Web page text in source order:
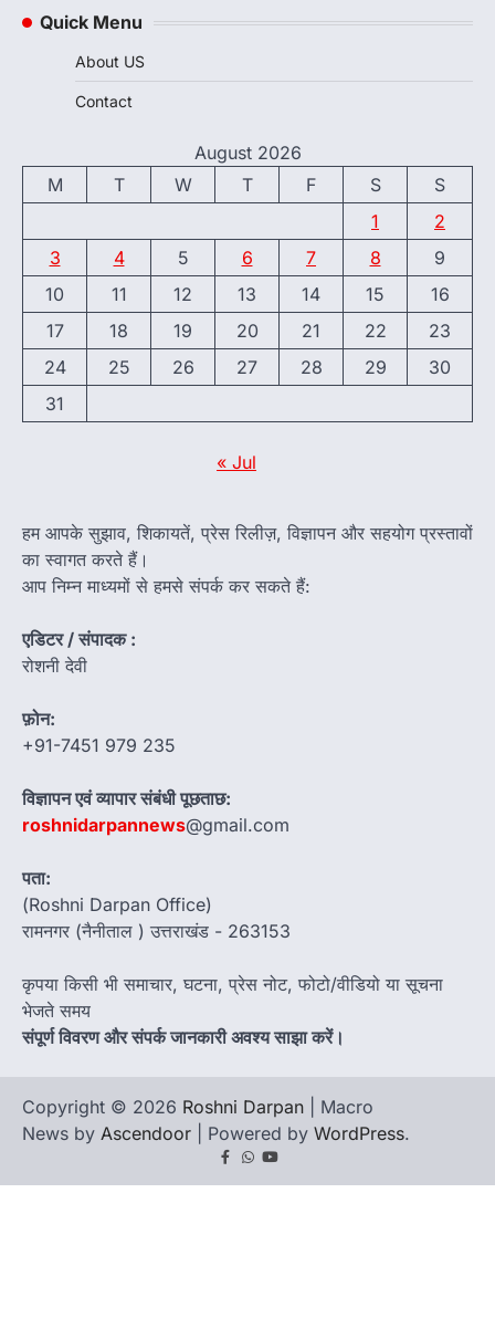
Quick Menu
About US
Contact
August 2026
M
T W T F S
S
1
2
3
4 5 6 7 8
9
10
11 12 13 14 15
16
17
18 19 20 21 22
23
24
25 26 27 28 29
30
31
« Jul
हम आपके सुझाव, शिकायतें, प्रेस रिलीज़, विज्ञापन और सहयोग प्रस्तावों
का स्वागत करते हैं।
आप निम्न माध्यमों से हमसे संपर्क कर सकते हैं:
एडिटर / संपादक :
रोशनी देवी
फ़ोन:
+91-7451 979 235
विज्ञापन एवं व्यापार संबंधी पूछताछ:
roshnidarpannews@gmail.com
पता:
(Roshni Darpan Office)
रामनगर (नैनीताल ) उत्तराखंड - 263153
कृपया किसी भी समाचार, घटना, प्रेस नोट, फोटो/वीडियो या सूचना
भेजते समय
संपूर्ण विवरण और संपर्क जानकारी अवश्य साझा करें।
Copyright © 2026 Roshni Darpan | Macro
News by Ascendoor | Powered by WordPress.
Facebook
Whatsapp
youtube